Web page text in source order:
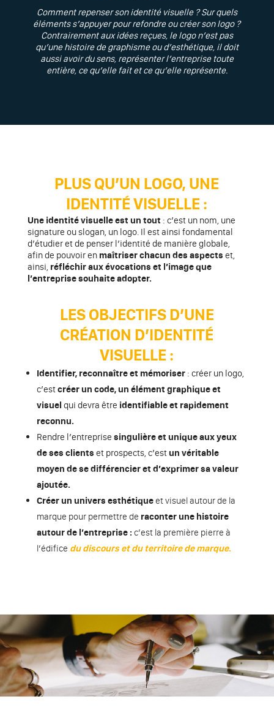
Comment repenser son identité visuelle ? Sur quels
éléments s’appuyer pour refondre ou créer son logo ?
Contrairement aux idées reçues, le logo n’est pas
qu’une histoire de graphisme ou d’esthétique, il doit
aussi avoir du sens, représenter l’entreprise toute
entière, ce qu’elle fait et ce qu’elle représente.
PLUS QU’UN LOGO, UNE
IDENTITÉ VISUELLE :
Une identité visuelle est un tout : c’est un nom, une
signature ou slogan, un logo. Il est ainsi fondamental
d’étudier et de penser l’identité de manière globale,
afin de pouvoir en maîtriser chacun des aspects et,
ainsi, réfléchir aux évocations et l’image que
l’entreprise souhaite adopter.
LES OBJECTIFS D’UNE
CRÉATION D’IDENTITÉ
VISUELLE :
Identifier, reconnaître et mémoriser: créer un logo,
c’estcréer un code, un élément graphique et
visuel qui devra être identifiable et rapidement
reconnu.
Rendre l’entreprise singulière et unique aux yeux
de ses clients et prospects, c’estun véritable
moyen de se différencier et d’exprimer sa valeur
ajoutée.
Créer un univers esthétiqueet visuel autour de la
marque pour permettre de raconter une histoire
autour de l’entreprise :c’est la première pierre à
l’édifice du discours et du territoire de marque.